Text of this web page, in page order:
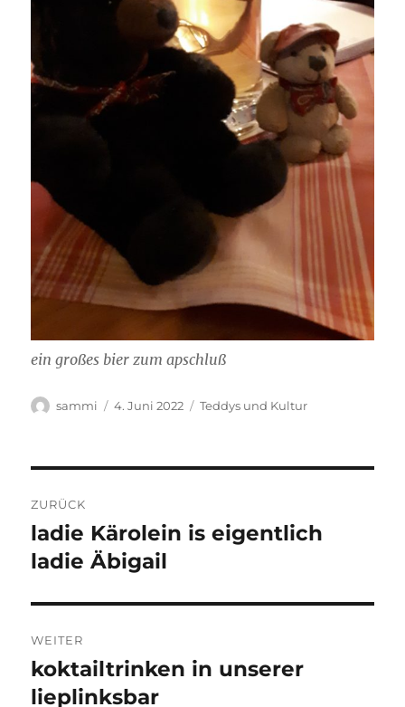
ein großes bier zum apschluß
Autor
sammi
Veröffentlicht
4. Juni 2022 Kategorien
Teddys und Kultur
ZURÜCK
Vorheriger
Beitrag:
ladie Kärolein is eigentlich
ladie Äbigail
WEITER
Nächster
Beitrag:
koktailtrinken in unserer
lieplinksbar